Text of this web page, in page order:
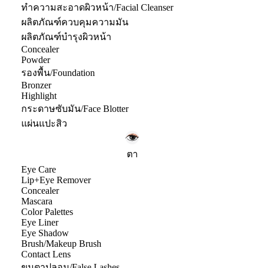
ทำความสะอาดผิวหน้า/Facial Cleanser
ผลิตภัณฑ์ควบคุมความมัน
ผลิตภัณฑ์บำรุงผิวหน้า
Concealer
Powder
รองพื้น/Foundation
Bronzer
Highlight
กระดาษซับมัน/Face Blotter
แผ่นแปะสิว
ตา
Eye Care
Lip+Eye Remover
Concealer
Mascara
Color Palettes
Eye Liner
Eye Shadow
Brush/Makeup Brush
Contact Lens